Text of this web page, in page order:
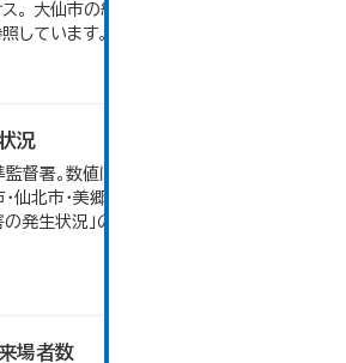
ス。 大仙市の統計「3-1 農業経営体の
しています。
況
監督署。数値は大曲労働基準監督署の
仙北市・美郷町）の合計。 大仙市の統
発生状況」のデータを参照していま
場者数